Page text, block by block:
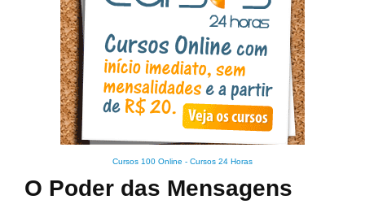
Cursos 100 Online - Cursos 24 Horas
O Poder das Mensagens